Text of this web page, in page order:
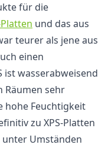
für die
Platten und das aus
teurer als jene aus
einen
ist wasserabweisend
Räumen sehr
hohe Feuchtigkeit
zu XPS-Platten
Umständen